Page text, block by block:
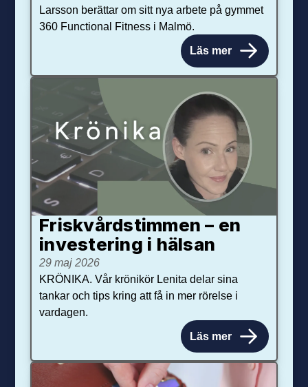
Larsson berättar om sitt nya arbete på gymmet
360 Functional Fitness i Malmö.
Läs mer
Friskvårdstimmen – en
investering i hälsan
29 maj 2026
KRÖNIKA. Vår krönikör Lenita delar sina
tankar och tips kring att få in mer rörelse i
vardagen.
Läs mer